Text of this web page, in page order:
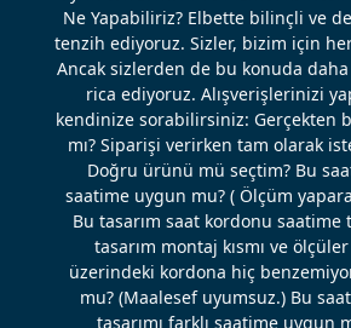
Ne Yapabiliriz? Elbette bilinçli ve
tenzih ediyoruz. Sizler, bizim için
Ancak sizlerden de bu konuda daha
rica ediyoruz. Alışverişlerinizi
kendinize sorabilirsiniz: Gerçekten
mı? Siparişi verirken tam olarak
Doğru ürünü mü seçtim? Bu
saatime uygun mu? ( Ölçüm
Bu tasarım saat kordonu saatime
tasarım montaj kısmı ve
üzerindeki kordona hiç
mu? (Maalesef uyumsuz.) Bu
tasarımı farklı saatime uygun